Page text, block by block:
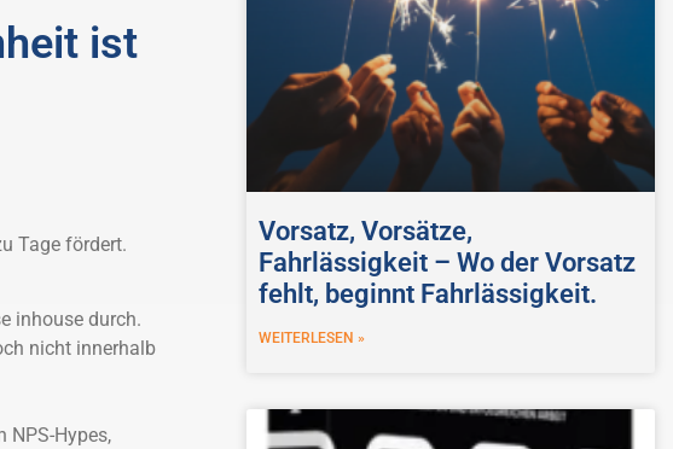
ist
Tage fördert.
inhouse durch.
nicht innerhalb
NPS-Hypes,
Vorsatz, Vorsätze,
Fahrlässigkeit – Wo der Vorsatz
fehlt, beginnt Fahrlässigkeit.
WEITERLESEN »